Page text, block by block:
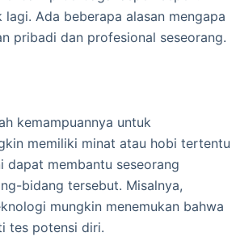
Ada beberapa alasan mengapa
pribadi dan profesional seseorang.
kemampuannya untuk
memiliki minat atau hobi tertentu
dapat membantu seseorang
bidang tersebut. Misalnya,
mungkin menemukan bahwa
tes potensi diri.